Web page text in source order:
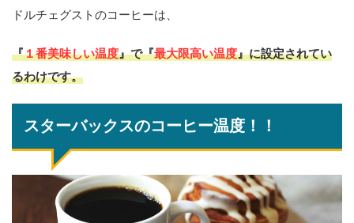
ドルチェグストのコーヒーは、
『１番美味しい温度』で『最大限高い温度』に設定されてい
るわけです。
スターバックスのコーヒー温度！！